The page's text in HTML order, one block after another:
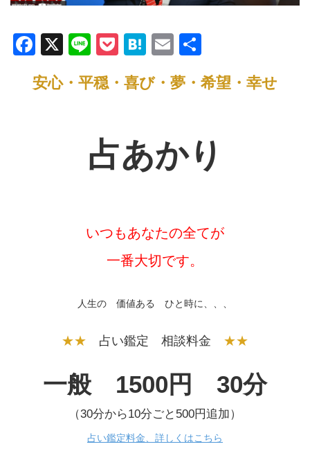
F
c
X
Li
e
P
ck
H
e
E
ail
安心・平穏・喜び・夢・希望・幸せ
占あかり
いつもあなたの全てが
一番大切です。
人生の 価値ある ひと時に、、、
★★ 占い鑑定 相談料金 ★★
一般 1500円 30分
（30分から10分ごと500円追加）
占い鑑定料金、詳しくはこちら